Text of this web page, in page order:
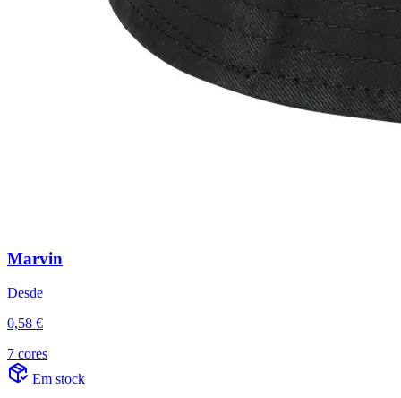
Marvin
Desde
0,58 €
7 cores
Em stock